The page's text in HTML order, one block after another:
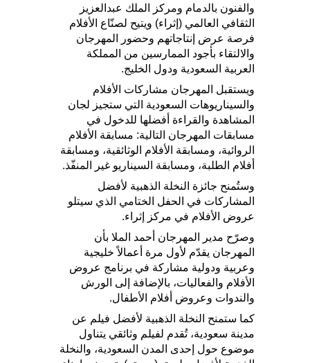
والفنون بالدمام ومركز الملك عبدالعزيز
الثقافي العالمي (إثراء) ويتيح لصنّاع الأفلام
فرصة عرض إنتاجاتهم وحضور المهرجان
والالتقاء بأجود الممارسين من المملكة
العربية السعودية ودول الخليج.
ويستقبل المهرجان مشاركات الأفلام
والسيناريوهات السعودية التي ستجيز لجان
المشاهدة والقراءة أفضلها للدخول في
مسابقات المهرجان التالية: مسابقة الأفلام
الروائية، ومسابقة الأفلام الوثائقية، ومسابقة
أفلام الطلبة، ومسابقة السيناريو غير المنفّذ.
وستُمنح جائزة النخلة الذهبیة لأفضل
المشاركات في الحفل الختامي الذي سيتلو
عروض الأفلام في مركز إثراء.
وصرّح مدير المهرجان أحمد الملا بأن
المهرجان يقدّم لأول مرة أعمالاً خليجية
وعربية ودولية مشاركة في برنامج عروض
الأفلام والفعاليات، بالإضافة إلى الورش
والندوات وعروض أفلام الأطفال.
كما ستمنح النخلة الذهبية لأفضل فیلم عن
مدینة سعودیة، تُقدم لفیلم وثائقي يتناول
موضوع حول إحدى المدن السعودية، والنخلة